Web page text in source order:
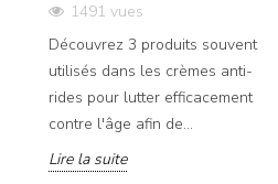
1491 vues
Découvrez 3 produits souvent
utilisés dans les crèmes anti-
rides pour lutter efficacement
contre l'âge afin de...
Lire la suite